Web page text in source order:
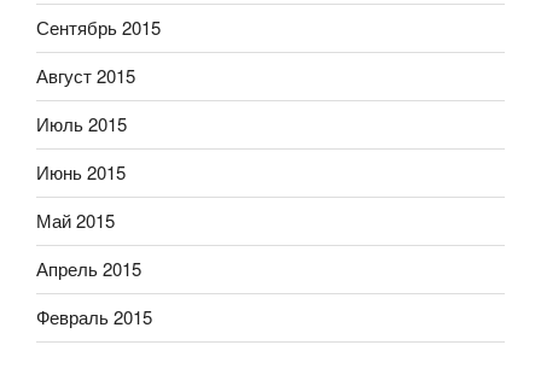
Сентябрь 2015
Август 2015
Июль 2015
Июнь 2015
Май 2015
Апрель 2015
Февраль 2015